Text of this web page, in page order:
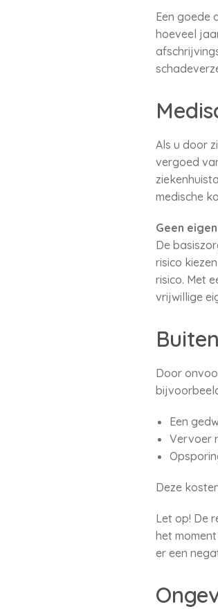
Een goede
hoeveel
Als u door
vergoed
medische
Geen
De
risico
risico. Met
vrijwillige
Door
Een
Vervoer
Deze
Let op! De
het
er een